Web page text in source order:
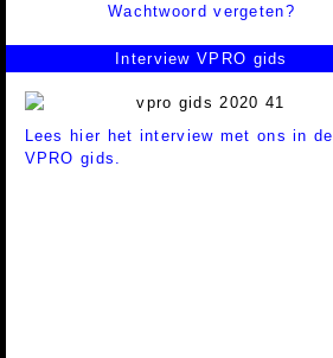
Wachtwoord vergeten?
Interview VPRO gids
Lees hier het interview met ons in de
VPRO gids.